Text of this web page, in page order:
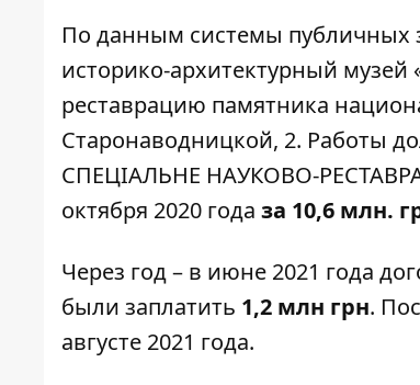
По данным системы публичных
историко-архитектурный музей
реставрацию памятника
Старонаводницкой, 2. Работы
СПЕЦІАЛЬНЕ НАУКОВО-
октября 2020 года за 10,6 млн.
Через год – в июне 2021 года
были заплатить 1,2 млн грн.
августе 2021 года.